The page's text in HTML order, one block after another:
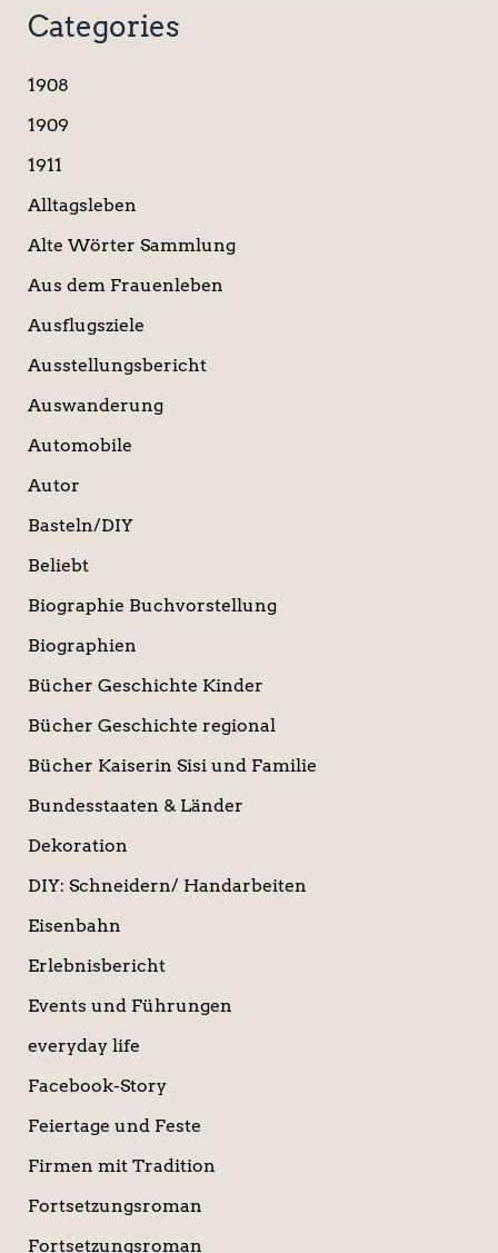
c
h
n
a
h
Categories
1908
1909
1911
Alltagsleben
Alte Wörter Sammlung
Aus dem Frauenleben
Ausflugsziele
Ausstellungsbericht
Auswanderung
Automobile
Autor
Basteln/DIY
Beliebt
Biographie Buchvorstellung
Biographien
Bücher Geschichte Kinder
Bücher Geschichte regional
Bücher Kaiserin Sisi und Familie
Bundesstaaten & Länder
Dekoration
DIY: Schneidern/ Handarbeiten
Eisenbahn
Erlebnisbericht
Events und Führungen
everyday life
Facebook-Story
Feiertage und Feste
Firmen mit Tradition
Fortsetzungsroman
Fortsetzungsroman